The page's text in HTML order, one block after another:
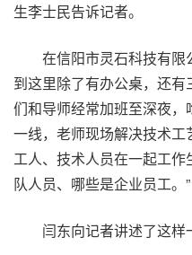
生李士民告诉记者。
在信阳市灵石科技有限
到这里除了有办公桌，还
们和导师经常加班至深夜
一线，老师现场解决技术
工人、技术人员在一起工
队人员、哪些是企业员工。”
闫东向记者讲述了这